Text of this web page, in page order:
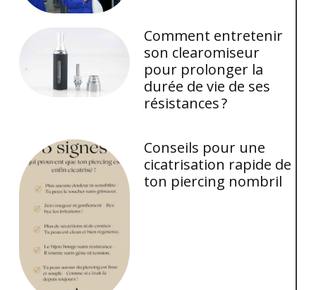
Comment entretenir
son clearomiseur
pour prolonger la
durée de vie de ses
résistances ?
Conseils pour une
cicatrisation rapide de
ton piercing nombril